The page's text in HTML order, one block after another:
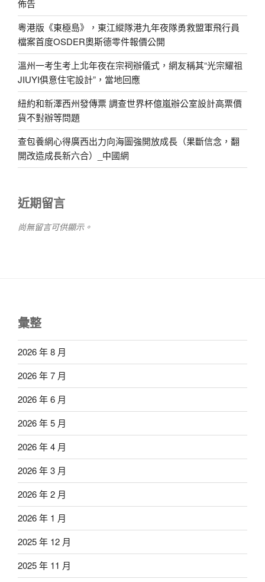
佈告
粵港版《東極島》，東江縱隊港九年夜隊勇救盟軍飛行員
檔案首度OSDER奧斯德零件報價公開
溫州一考生考上北年夜在宗祠辦儀式，網友稱其“光宗耀祖
JIUYI俱意住宅設計”，當地回應
紐約和新澤西州發傳票 調查世界杯億嵐辦公室設計高票價
貨不對辦等問題
查包養網心得廣西出力向海圖強開放成長（果斷信念，翻
開改造成長新六合）_中國網
近期留言
尚無留言可供顯示。
彙整
2026 年 8 月
2026 年 7 月
2026 年 6 月
2026 年 5 月
2026 年 4 月
2026 年 3 月
2026 年 2 月
2026 年 1 月
2025 年 12 月
2025 年 11 月